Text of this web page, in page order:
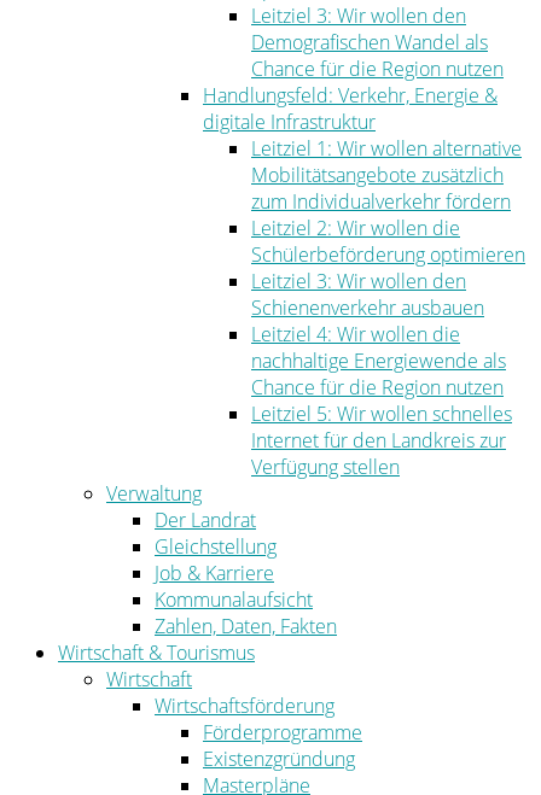
Leitziel 3: Wir wollen den
Demografischen Wandel als
Chance für die Region nutzen
Handlungsfeld: Verkehr, Energie &
digitale Infrastruktur
Leitziel 1: Wir wollen alternative
Mobilitätsangebote zusätzlich
zum Individualverkehr fördern
Leitziel 2: Wir wollen die
Schülerbeförderung optimieren
Leitziel 3: Wir wollen den
Schienenverkehr ausbauen
Leitziel 4: Wir wollen die
nachhaltige Energiewende als
Chance für die Region nutzen
Leitziel 5: Wir wollen schnelles
Internet für den Landkreis zur
Verfügung stellen
Verwaltung
Der Landrat
Gleichstellung
Job & Karriere
Kommunalaufsicht
Zahlen, Daten, Fakten
Wirtschaft & Tourismus
Wirtschaft
Wirtschaftsförderung
Förderprogramme
Existenzgründung
Masterpläne